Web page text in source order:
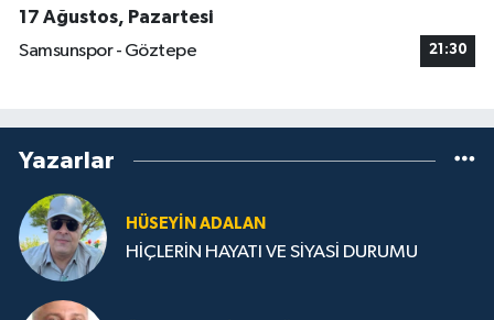
17 Ağustos, Pazartesi
Samsunspor - Göztepe
21:30
Yazarlar
HÜSEYIN ADALAN
HİÇLERİN HAYATI VE SİYASİ DURUMU